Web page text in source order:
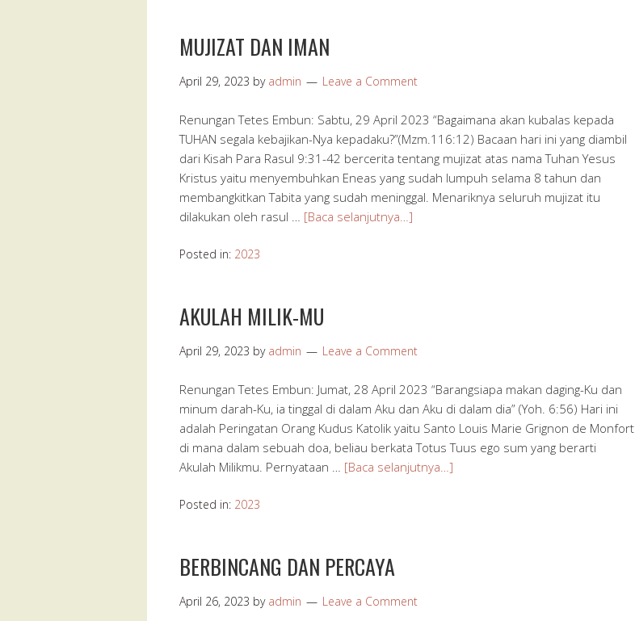
MUJIZAT DAN IMAN
April 29, 2023 by admin Leave a Comment
Renungan Tetes Embun: Sabtu, 29 April 2023 “Bagaimana akan kubalas kepada
TUHAN segala kebajikan-Nya kepadaku?”(Mzm.116:12) Bacaan hari ini yang diambil
dari Kisah Para Rasul 9:31-42 bercerita tentang mujizat atas nama Tuhan Yesus
Kristus yaitu menyembuhkan Eneas yang sudah lumpuh selama 8 tahun dan
membangkitkan Tabita yang sudah meninggal. Menariknya seluruh mujizat itu
dilakukan oleh rasul … [Baca selanjutnya…]
Posted in: 2023
AKULAH MILIK-MU
April 29, 2023 by admin Leave a Comment
Renungan Tetes Embun: Jumat, 28 April 2023 “Barangsiapa makan daging-Ku dan
minum darah-Ku, ia tinggal di dalam Aku dan Aku di dalam dia” (Yoh. 6:56) Hari ini
adalah Peringatan Orang Kudus Katolik yaitu Santo Louis Marie Grignon de Monfort
di mana dalam sebuah doa, beliau berkata Totus Tuus ego sum yang berarti
Akulah Milikmu. Pernyataan … [Baca selanjutnya…]
Posted in: 2023
BERBINCANG DAN PERCAYA
April 26, 2023 by admin Leave a Comment